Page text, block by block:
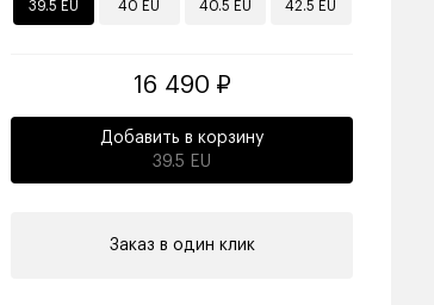
39.5 EU 40 EU 40.5 EU 42.5 EU
16 490 ₽
Добавить в корзину
39.5 EU
Заказ в один клик